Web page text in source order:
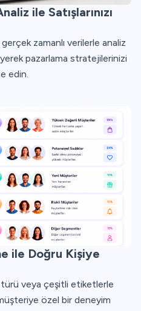
ile Satışlarınızı
zamanlı verilerle analiz
pazarlama stratejilerinizi
edin.
ile Doğru Kişiye
veya çeşitli etiketlerle
özel bir deneyim